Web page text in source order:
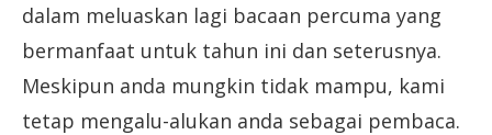
dalam meluaskan lagi bacaan percuma yang
bermanfaat untuk tahun ini dan seterusnya.
Meskipun anda mungkin tidak mampu, kami
tetap mengalu-alukan anda sebagai pembaca.